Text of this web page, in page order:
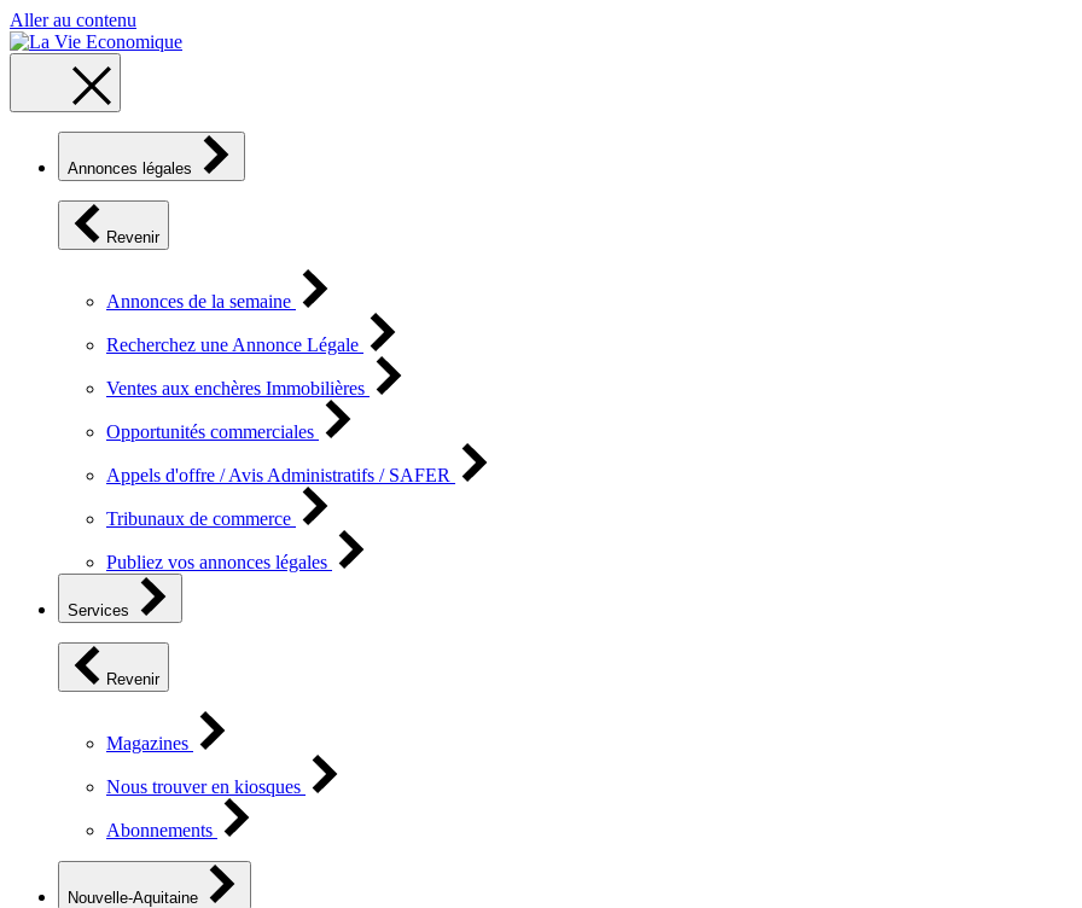
Aller au contenu
Annonces légales
Revenir
Annonces de la semaine
Recherchez une Annonce Légale
Ventes aux enchères Immobilières
Opportunités commerciales
Appels d'offre / Avis Administratifs / SAFER
Tribunaux de commerce
Publiez vos annonces légales
Services
Revenir
Magazines
Nous trouver en kiosques
Abonnements
Nouvelle-Aquitaine